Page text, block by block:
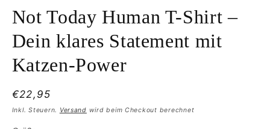
in
Modal
öffnen
Not Today Human T-Shirt –
Dein klares Statement mit
Katzen-Power
Normaler
Preis
€22,95
Inkl. Steuern. Versand wird beim Checkout berechnet